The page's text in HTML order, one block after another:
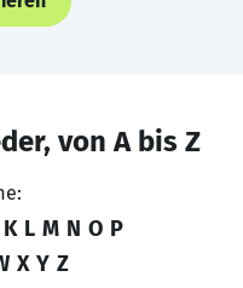
von A bis Z
K L M N O P
X Y Z